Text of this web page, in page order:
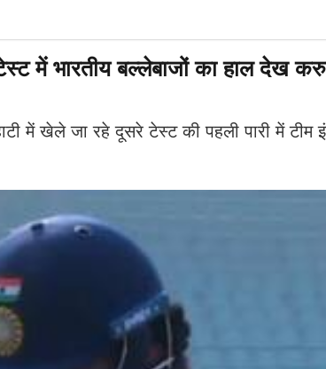
में भारतीय बल्लेबाजों का हाल देख
में खेले जा रहे दूसरे टेस्ट की पहली पारी में